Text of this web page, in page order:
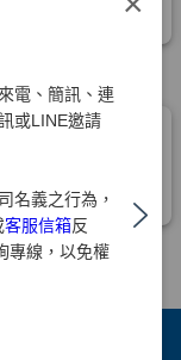
電、簡訊、連
或LINE邀請
名義之行為，
客服信箱反
專線，以免權